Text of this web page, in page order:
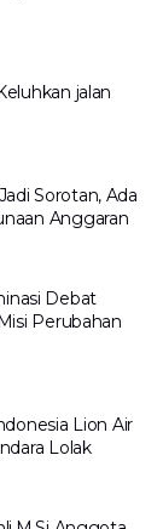
jalan
Sorotan, Ada
Anggaran
Debat
Perubahan
Lion Air
Lolak